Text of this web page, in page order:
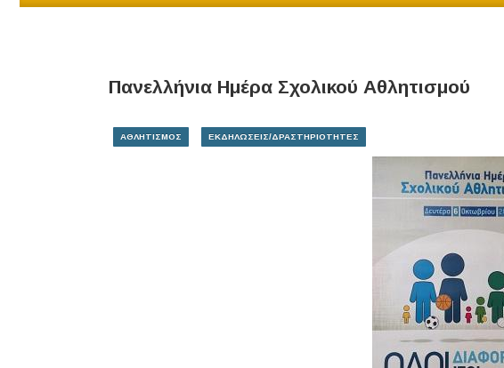
Πανελλήνια Ημέρα Σχολικού Αθλητισμού
ΑΘΛΗΤΙΣΜΟΣ ΕΚΔΗΛΩΣΕΙΣ/ΔΡΑΣΤΗΡΙΟΤΗΤΕΣ